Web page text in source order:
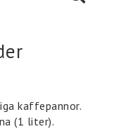
kaffepannor.
(1 liter).